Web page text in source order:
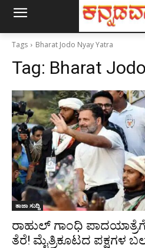
Tags Bharat Jodo Nyay Yatra
Tag: Bharat
ತಾಜಾ ಸುದ್ದಿ
ರಾಹುಲ್ ಗಾಂಧಿ
ತೆರೆ! ಮೈತ್ರಿಕೂಟದ ಪಕ್ಷಗಳ